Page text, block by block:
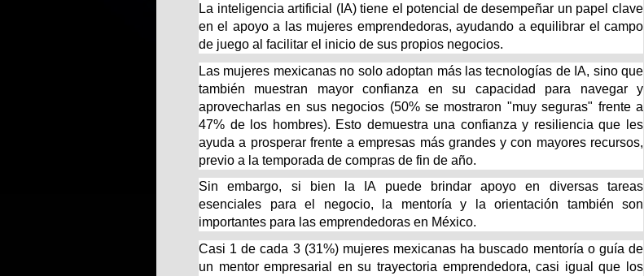
La inteligencia artificial (IA) tiene el potencial de desempeñar un papel clave
en el apoyo a las mujeres emprendedoras, ayudando a equilibrar el campo
de juego al facilitar el inicio de sus propios negocios.
Las mujeres mexicanas no solo adoptan más las tecnologías de IA, sino que
también muestran mayor confianza en su capacidad para navegar y
aprovecharlas en sus negocios (50% se mostraron "muy seguras" frente a
47% de los hombres). Esto demuestra una confianza y resiliencia que les
ayuda a prosperar frente a empresas más grandes y con mayores recursos,
previo a la temporada de compras de fin de año.
Sin embargo, si bien la IA puede brindar apoyo en diversas tareas
esenciales para el negocio, la mentoría y la orientación también son
importantes para las emprendedoras en México.
Casi 1 de cada 3 (31%) mujeres mexicanas ha buscado mentoría o guía de
un mentor empresarial en su trayectoria emprendedora, casi igual que los